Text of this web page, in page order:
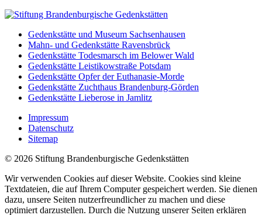
Gedenkstätte und Museum Sachsenhausen
Mahn- und Gedenkstätte Ravensbrück
Gedenkstätte Todesmarsch im Belower Wald
Gedenkstätte Leistikowstraße Potsdam
Gedenkstätte Opfer der Euthanasie-Morde
Gedenkstätte Zuchthaus Brandenburg-Görden
Gedenkstätte Lieberose in Jamlitz
Impressum
Datenschutz
Sitemap
© 2026 Stiftung Brandenburgische Gedenkstätten
Wir verwenden Cookies auf dieser Website. Cookies sind kleine
Textdateien, die auf Ihrem Computer gespeichert werden. Sie dienen
dazu, unsere Seiten nutzerfreundlicher zu machen und diese
optimiert darzustellen. Durch die Nutzung unserer Seiten erklären